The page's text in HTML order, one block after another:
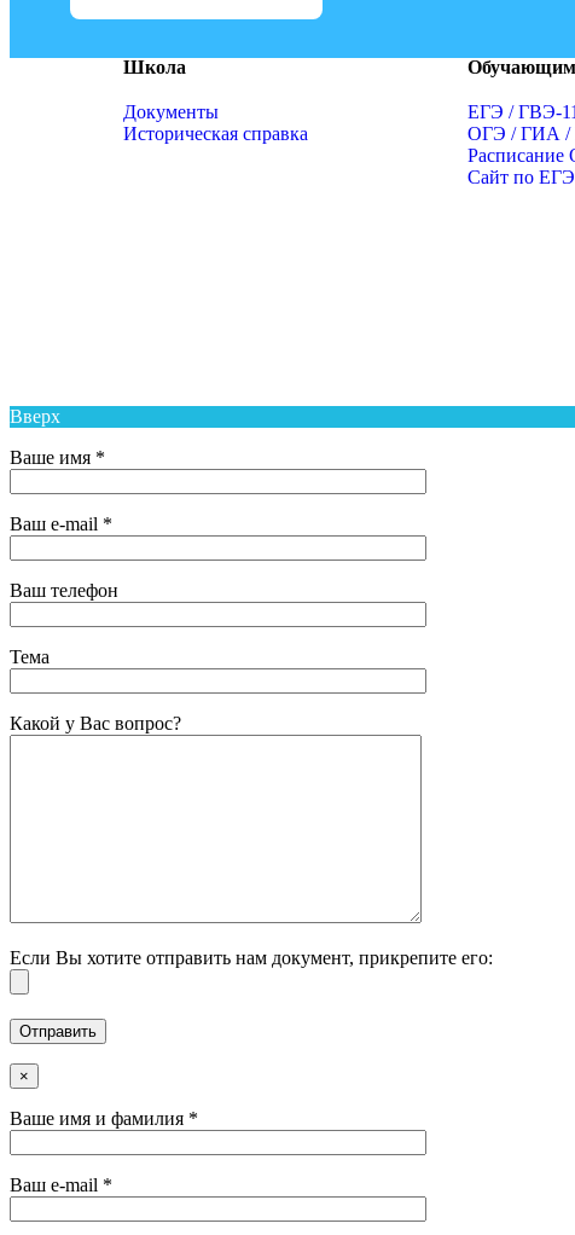
Школа
Документы
Историческая справка
ЕГЭ / ГВЭ-11
ОГЭ / ГИА /
Сайт по ЕГЭ
Вверх
Ваше имя *
Ваш e-mail *
Ваш телефон
Тема
Какой у Вас вопрос?
Если Вы хотите отправить нам документ, прикрепите его:
×
Ваше имя и фамилия *
Ваш e-mail *